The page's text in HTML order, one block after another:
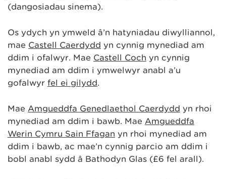
(dangosiadau sinema).
Os ydych yn ymweld â’n hatyniadau diwylliannol,
mae Castell Caerdydd yn cynnig mynediad am
ddim i ofalwyr. Mae Castell Coch yn cynnig
mynediad am ddim i ymwelwyr anabl a’u
gofalwyr fel ei gilydd.
Mae Amgueddfa Genedlaethol Caerdydd yn rhoi
mynediad am ddim i bawb. Mae Amgueddfa
Werin Cymru Sain Ffagan yn rhoi mynediad am
ddim i bawb, ac mae’n cynnig parcio am ddim i
bobl anabl sydd â Bathodyn Glas (£6 fel arall).